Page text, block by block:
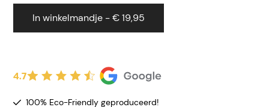
In winkelmandje - € 19,95
4.7
100% Eco-Friendly geproduceerd!